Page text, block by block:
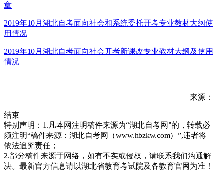
章
2019年10月湖北自考面向社会和系统委托开考专业教材大纲使
用情况
2019年10月湖北自考面向社会开考新课改专业教材大纲及使用
情况
来源：
结束
特别声明：1.凡本网注明稿件来源为“湖北自考网”的，转载必
须注明“稿件来源：湖北自考网（www.hbzkw.com）”,违者将
依法追究责任；
2.部分稿件来源于网络，如有不实或侵权，请联系我们沟通解
决。最新官方信息请以湖北省教育考试院及各教育官网为准！